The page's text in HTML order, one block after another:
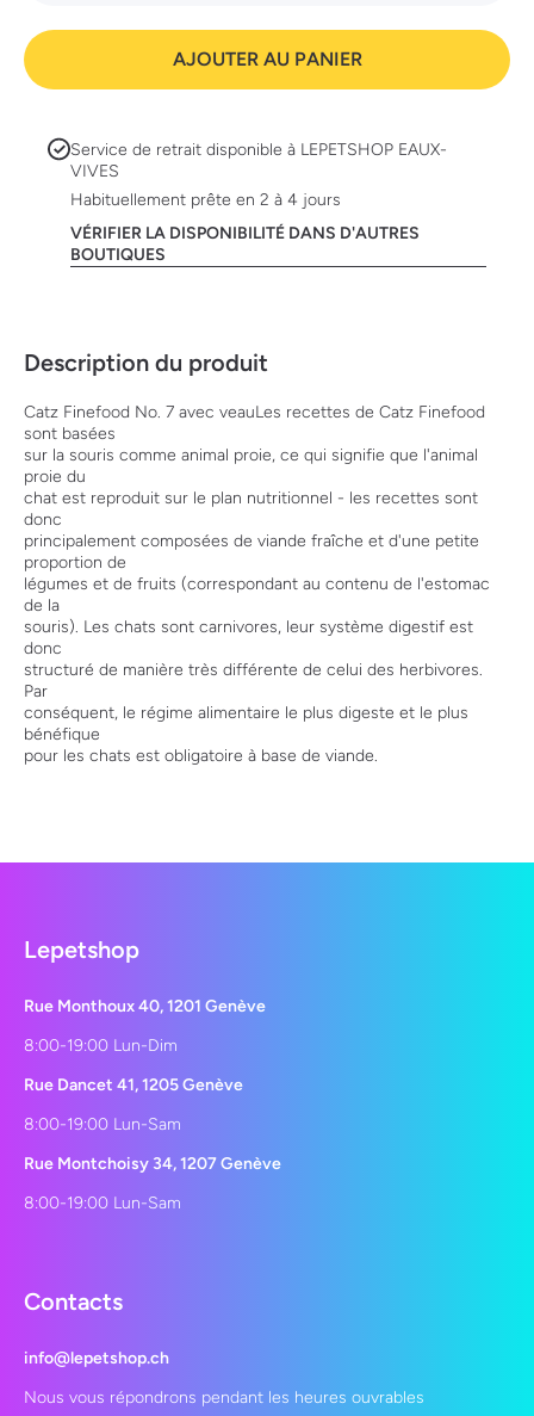
No. 7
veau,
200g
AJOUTER AU PANIER
Service de retrait disponible à LEPETSHOP EAUX-
VIVES
Habituellement prête en 2 à 4 jours
VÉRIFIER LA DISPONIBILITÉ DANS D'AUTRES
BOUTIQUES
Description du produit
Catz Finefood No. 7 avec veauLes recettes de Catz Finefood
sont basées
sur la souris comme animal proie, ce qui signifie que l'animal
proie du
chat est reproduit sur le plan nutritionnel - les recettes sont
donc
principalement composées de viande fraîche et d'une petite
proportion de
légumes et de fruits (correspondant au contenu de l'estomac
de la
souris). Les chats sont carnivores, leur système digestif est
donc
structuré de manière très différente de celui des herbivores.
Par
conséquent, le régime alimentaire le plus digeste et le plus
bénéfique
pour les chats est obligatoire à base de viande.
Lepetshop
Rue Monthoux 40, 1201 Genève
8:00-19:00 Lun-Dim
Rue Dancet 41, 1205 Genève
8:00-19:00 Lun-Sam
Rue Montchoisy 34, 1207 Genève
8:00-19:00 Lun-Sam
Contacts
info@lepetshop.ch
Nous vous répondrons pendant les heures ouvrables